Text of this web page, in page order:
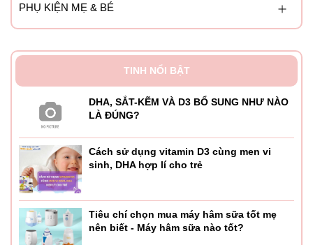
PHỤ KIỆN MẸ & BÉ
TINH NỔI BẬT
DHA, SẮT-KẼM VÀ D3 BỔ SUNG NHƯ NÀO
LÀ ĐÚNG?
Cách sử dụng vitamin D3 cùng men vi
sinh, DHA hợp lí cho trẻ
Tiêu chí chọn mua máy hâm sữa tốt mẹ
nên biết - Máy hâm sữa nào tốt?